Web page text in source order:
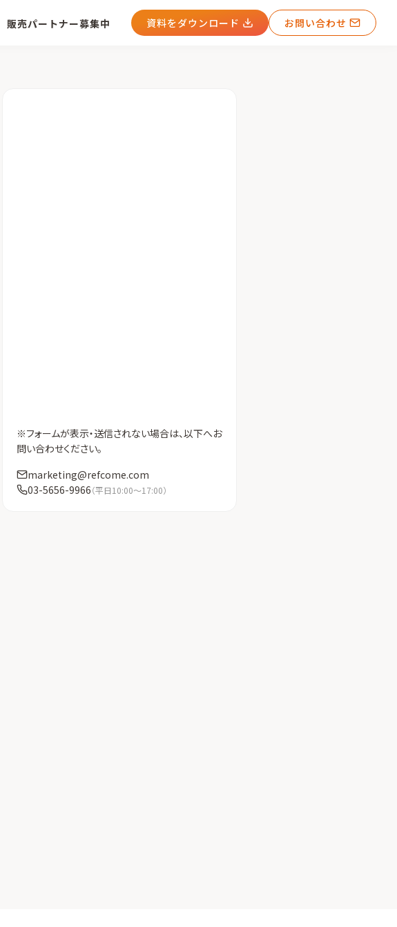
販売パートナー募集中 資料をダウンロード お問い合わせ
※フォームが表示・送信されない場合は、以下へお
問い合わせください。
marketing@refcome.com
03-5656-9966（平日10:00〜17:00）